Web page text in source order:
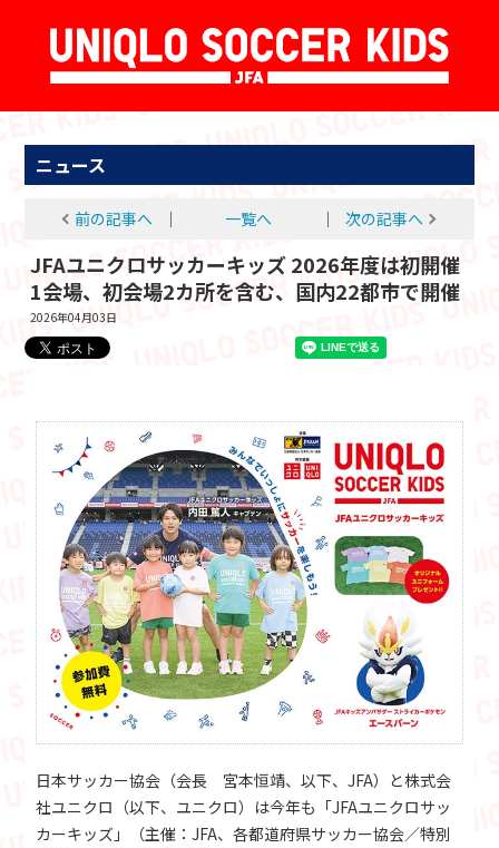
ニュース
前の記事へ │ 一覧へ │ 次の記事へ
JFAユニクロサッカーキッズ 2026年度は初開催
1会場、初会場2カ所を含む、国内22都市で開催
2026年04月03日
日本サッカー協会（会長 宮本恒靖、以下、JFA）と株式会
社ユニクロ（以下、ユニクロ）は今年も「JFAユニクロサッ
カーキッズ」（主催：JFA、各都道府県サッカー協会／特別